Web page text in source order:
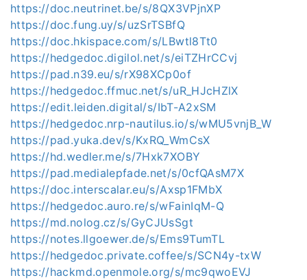
https://doc.neutrinet.be/s/8QX3VPjnXP
https://doc.fung.uy/s/uzSrTSBfQ
https://doc.hkispace.com/s/LBwtl8Tt0
https://hedgedoc.digilol.net/s/eiTZHrCCvj
https://pad.n39.eu/s/rX98XCp0of
https://hedgedoc.ffmuc.net/s/uR_HJcHZlX
https://edit.leiden.digital/s/IbT-A2xSM
https://hedgedoc.nrp-nautilus.io/s/wMU5vnjB_W
https://pad.yuka.dev/s/KxRQ_WmCsX
https://hd.wedler.me/s/7Hxk7XOBY
https://pad.medialepfade.net/s/0cfQAsM7X
https://doc.interscalar.eu/s/Axsp1FMbX
https://hedgedoc.auro.re/s/wFainIqM-Q
https://md.nolog.cz/s/GyCJUsSgt
https://notes.llgoewer.de/s/Ems9TumTL
https://hedgedoc.private.coffee/s/SCN4y-txW
https://hackmd.openmole.org/s/mc9qwoEVJ